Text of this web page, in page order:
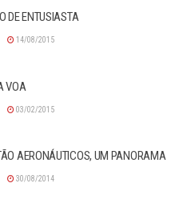
DE ENTUSIASTA
14/08/2015
VOA
03/02/2015
AERONÁUTICOS, UM PANORAMA
30/08/2014